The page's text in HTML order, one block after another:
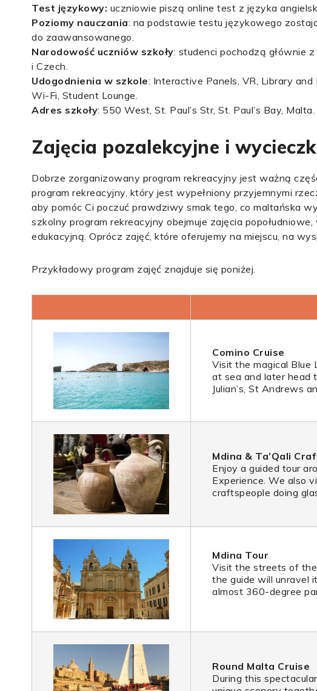
Test językowy: uczniowie piszą online test z języka
Poziomy nauczania: na podstawie testu językowego
do zaawansowanego.
Narodowość uczniów szkoły: studenci pochodzą głównie z
i Czech.
Udogodnienia w szkole: Interactive Panels, VR, Library
Wi-Fi, Student Lounge.
Adres szkoły: 550 West, St. Paul’s Str, St. Paul’s Bay, Malta.
Zajęcia pozalekcyjne i
Dobrze zorganizowany program rekreacyjny jest ważną
program rekreacyjny, który jest wypełniony przyjemnymi
aby pomóc Ci poczuć prawdziwy smak tego, co maltańska
szkolny program rekreacyjny obejmuje zajęcia
edukacyjną. Oprócz zajęć, które oferujemy na miejscu, na
Przykładowy program zajęć znajduje się poniżej.
Comino Cruise
Visit the magical Blue
at sea and later head
Julian’s, St Andrews
Mdina & Ta’Qali
Enjoy a guided tour
Experience. We also
craftspeople doing
Mdina Tour
Visit the streets of
the guide will unravel
almost 360-degree
Round Malta Cruise
During this